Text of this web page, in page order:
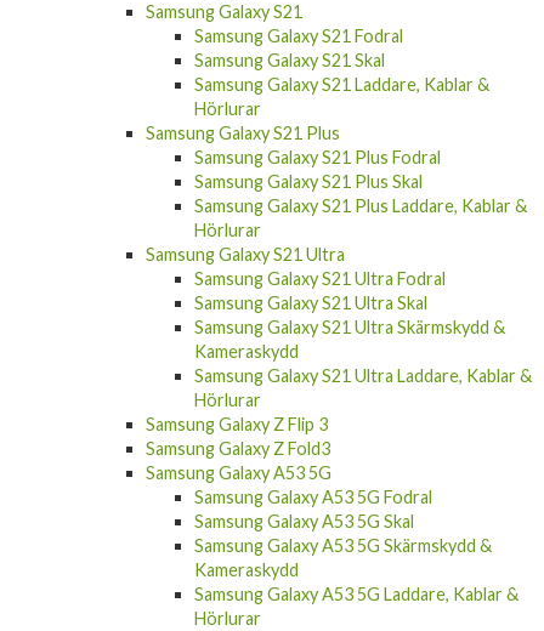
Samsung Galaxy S21
Samsung Galaxy S21 Fodral
Samsung Galaxy S21 Skal
Samsung Galaxy S21 Laddare, Kablar &
Hörlurar
Samsung Galaxy S21 Plus
Samsung Galaxy S21 Plus Fodral
Samsung Galaxy S21 Plus Skal
Samsung Galaxy S21 Plus Laddare, Kablar &
Hörlurar
Samsung Galaxy S21 Ultra
Samsung Galaxy S21 Ultra Fodral
Samsung Galaxy S21 Ultra Skal
Samsung Galaxy S21 Ultra Skärmskydd &
Kameraskydd
Samsung Galaxy S21 Ultra Laddare, Kablar &
Hörlurar
Samsung Galaxy Z Flip 3
Samsung Galaxy Z Fold3
Samsung Galaxy A53 5G
Samsung Galaxy A53 5G Fodral
Samsung Galaxy A53 5G Skal
Samsung Galaxy A53 5G Skärmskydd &
Kameraskydd
Samsung Galaxy A53 5G Laddare, Kablar &
Hörlurar